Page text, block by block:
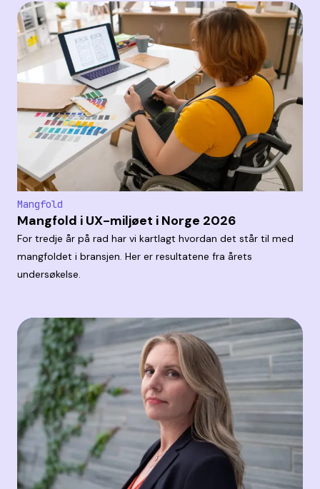
Mangfold
Mangfold i UX-miljøet i Norge 2026
For tredje år på rad har vi kartlagt hvordan det står til med
mangfoldet i bransjen. Her er resultatene fra årets
undersøkelse.